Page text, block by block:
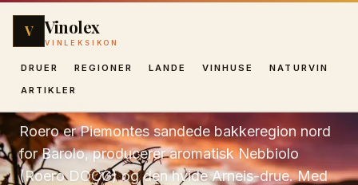
V Vinolex
VINLEKSIKON
DRUER REGIONER LANDE VINHUSE
NATURVIN
ARTIKLER
Roero
Roero er Piemontes sandede bakkeregion nord
for Barolo, producerer aromatisk Nebbiolo
(Roero DOCG) og den hvide Arneis-drue. Med